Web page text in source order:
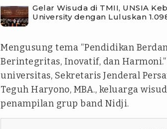
Gelar Wisuda di TMII, UNSIA
University dengan Luluskan
Mengusung tema “Pendidikan
Berintegritas, Inovatif, dan
universitas, Sekretaris Jenderal
Teguh Haryono, MBA., keluarga
penampilan grup band Nidji.